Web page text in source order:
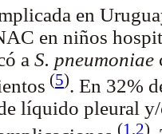
en
en niños
a S. pneumoniae
(5). En 32%
líquido pleural y/
(1 2)